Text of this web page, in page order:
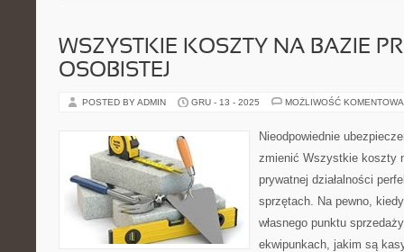
WSZYSTKIE KOSZTY NA BAZIE
OSOBISTEJ
POSTED BY ADMIN GRU - 13 - 2025 MOŻLIWOŚĆ
Nieodpowiednie
zmienić Wszystkie koszty
prywatnej działalności
sprzętach. Na pewno,
własnego punktu
ekwipunkach, jakim są